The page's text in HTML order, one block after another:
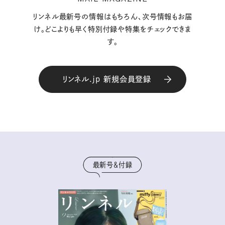
リンネル最新号の情報はもちろん、次号情報もお届
け。どこよりも早く特別付録や特集をチェックできま
す。
リンネル.jp 新規会員登録
最新号＆付録